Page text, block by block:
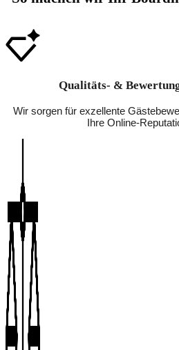
Qualitäts- &
Wir sorgen für exzellente
Ihre Online-